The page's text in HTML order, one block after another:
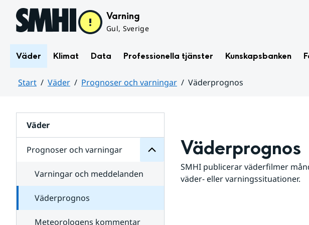
Hoppa till sidans innehåll Varning
Gul, Sverige
Väder Klimat Data Professionella tjänster Kunskapsbanken
Start Väder Prognoser och varningar
Väderprognos
Väder
Prognoser och varningar
för
varningar
Varningar och meddelanden
Väderprognos
Meteorologens kommentar
Väderprognos
SMHI publicerar väderfilmer
väder- eller varningssituationer.